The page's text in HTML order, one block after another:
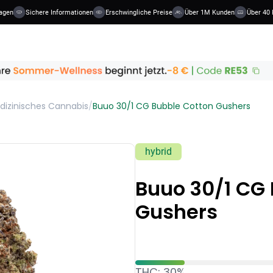
Sichere Informationen Erschwingliche Preise Über 1M Kunden Über 40
Cannabis/Buuo 30/1 CG Bubble Cotton Gushers
hybrid
Buuo 30/1
Gushers